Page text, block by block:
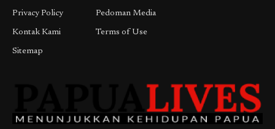
Privacy Policy
Kontak Kami
Sitemap
Pedoman Media
Terms of Use